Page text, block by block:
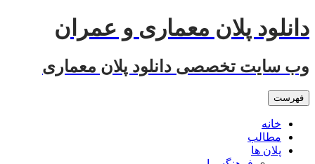
رفتن
به
دانلود پلان معماری و عمران
وب سایت تخصصی دانلود پلان معماری
فهرست
خانه
مطالب
پلان ها